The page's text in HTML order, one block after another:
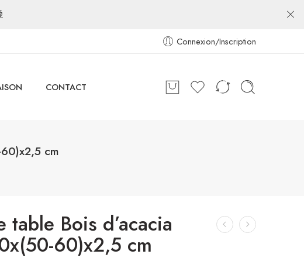
Connexion/Inscription
CONTACT
cm
table Bois d’acacia
60)x2,5 cm